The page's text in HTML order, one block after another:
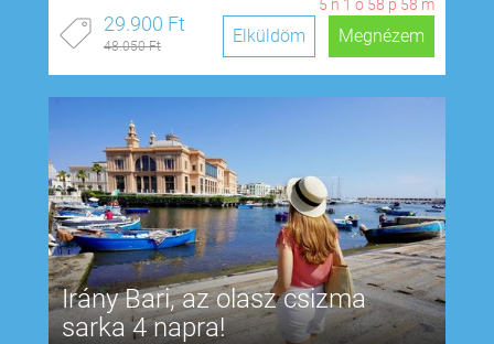
5 n 1 ó 58 p 57 m
29.900 Ft
48.050 Ft Megnézem
Elküldöm
Irány Bari, az olasz csizma
sarka 4 napra!